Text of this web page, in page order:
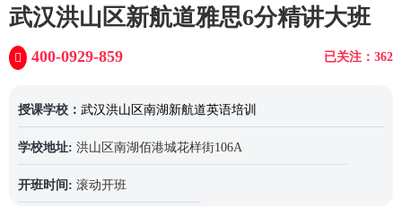
武汉洪山区新航道雅思6分精讲大班
已关注：362
400-0929-859
授课学校： 武汉洪山区南湖新航道英语培训
学校地址: 洪山区南湖佰港城花样街106A
开班时间: 滚动开班